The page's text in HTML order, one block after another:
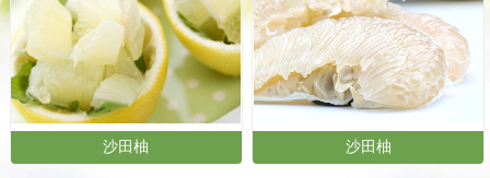
沙田柚 沙田柚